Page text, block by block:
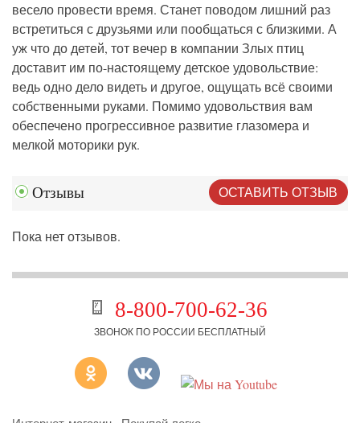
весело провести время. Станет поводом лишний раз
встретиться с друзьями или пообщаться с близкими. А
уж что до детей, тот вечер в компании Злых птиц
доставит им по-настоящему детское удовольствие:
ведь одно дело видеть и другое, ощущать всё своими
собственными руками. Помимо удовольствия вам
обеспечено прогрессивное развитие глазомера и
мелкой моторики рук.
Отзывы ОСТАВИТЬ ОТЗЫВ
Пока нет отзывов.
8-800-700-62-36
ЗВОНОК ПО РОССИИ БЕСПЛАТНЫЙ